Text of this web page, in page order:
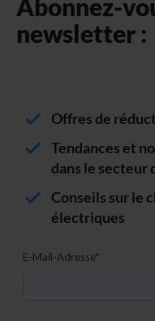
Abonnez-
newsletter :
Offres de
Tendances et
dans le secteur
Conseils sur le
électriques